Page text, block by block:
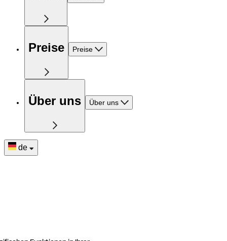
Preise Preise
Über uns Über uns
de